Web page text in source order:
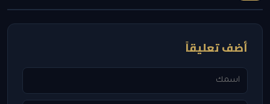
أضف تعليقاً